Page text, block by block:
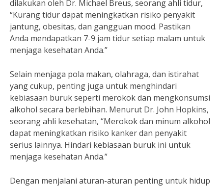
dilakukan oleh Dr. Michael Breus, seorang ahli tidur,
“Kurang tidur dapat meningkatkan risiko penyakit
jantung, obesitas, dan gangguan mood. Pastikan
Anda mendapatkan 7-9 jam tidur setiap malam untuk
menjaga kesehatan Anda.”
Selain menjaga pola makan, olahraga, dan istirahat
yang cukup, penting juga untuk menghindari
kebiasaan buruk seperti merokok dan mengkonsumsi
alkohol secara berlebihan. Menurut Dr. John Hopkins,
seorang ahli kesehatan, “Merokok dan minum alkohol
dapat meningkatkan risiko kanker dan penyakit
serius lainnya. Hindari kebiasaan buruk ini untuk
menjaga kesehatan Anda.”
Dengan menjalani aturan-aturan penting untuk hidup